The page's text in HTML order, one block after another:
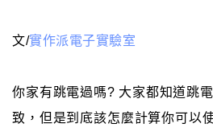
文/實作派電子實驗室
你家有跳電過嗎? 大家都知道跳
致，但是到底該怎麼計算你可以